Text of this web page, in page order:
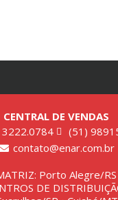
CENTRAL DE VENDAS
(51)
contato@enar.com.br
Porto Alegre/RS
DE